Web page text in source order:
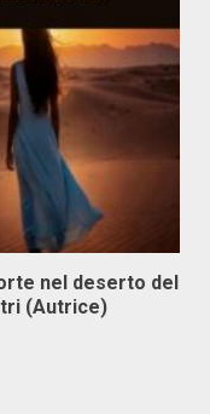
nel deserto del
(Autrice)